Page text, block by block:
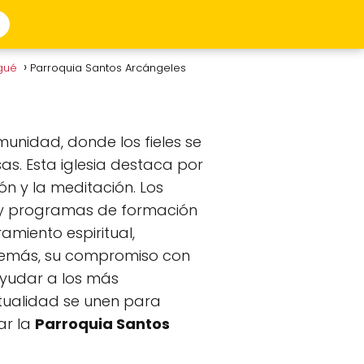
Parroquia Santos Arcángeles
donde los fieles se
Esta iglesia destaca por
y la meditación. Los
programas de formación
espiritual,
su compromiso con
a los más
se unen para
la Parroquia Santos